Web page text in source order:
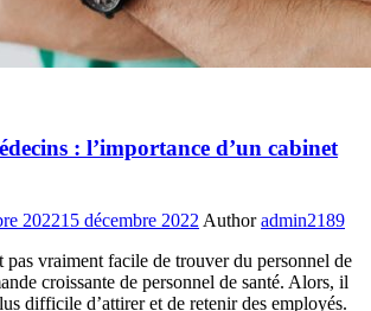
: l’importance d’un cabinet
202215 décembre 2022 Author admin2189
pas vraiment facile de trouver du personnel de
croissante de personnel de santé. Alors, il
difficile d’attirer et de retenir des employés.